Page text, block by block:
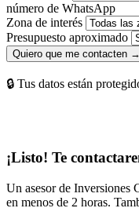
número de WhatsApp
Zona de interés
Presupuesto aproximado
Quiero que me contacten →
🔒 Tus datos están
¡Listo! Te
Un asesor de Inversiones
en menos de 2 horas.